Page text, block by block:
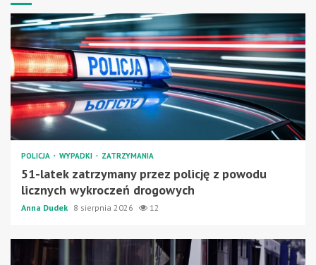
POLICJA WYPADKI ZATRZYMANIA
51-latek zatrzymany przez policję z powodu
licznych wykroczeń drogowych
Anna Dudek 8 sierpnia 2026 12